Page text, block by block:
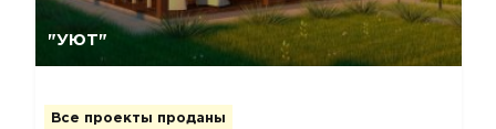
"УЮТ"
Все проекты проданы
Да, удалить Отмена